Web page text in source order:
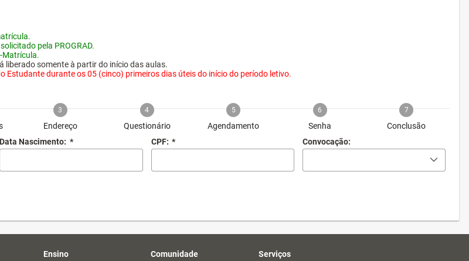
pela PROGRAD.
Matrícula.
liberado somente à partir do início das aulas.
Estudante durante os 05 (cinco) primeiros dias úteis do início do período letivo.
3
Endereço
4
Questionário
5
Agendamento
6
Senha
7
Conclusão
Data Nascimento: * CPF: * Convocação:
Ensino Comunidade Serviços